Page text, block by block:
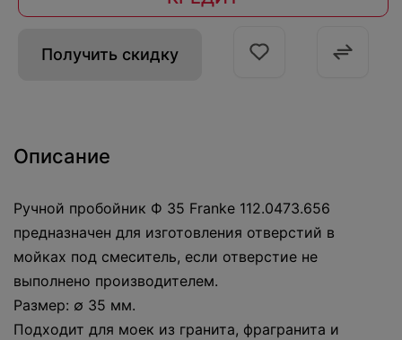
Получить скидку
Описание
Ручной пробойник Ф 35 Franke 112.0473.656
предназначен для изготовления отверстий в
мойках под смеситель, если отверстие не
выполнено производителем.
Размер: ∅ 35 мм.
Подходит для моек из гранита, фрагранита и